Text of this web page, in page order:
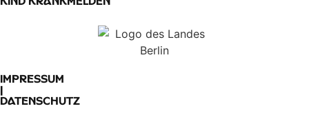
Kind krankmelden
Impressum
Datenschutz